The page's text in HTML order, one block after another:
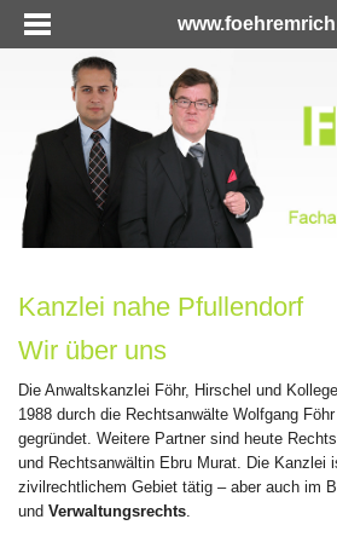
Kanzlei nahe Pfullendorf
Wir über uns
Die Anwaltskanzlei Föhr, Hirschel und
1988 durch die Rechtsanwälte Wolfgang
gegründet. Weitere Partner sind heute
und Rechtsanwältin Ebru Murat. Die Kanzlei
zivilrechtlichem Gebiet tätig – aber auch im
und Verwaltungsrechts